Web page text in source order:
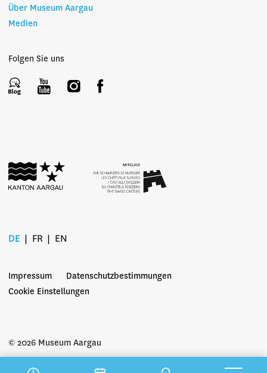
Über Museum Aargau
Medien
Folgen Sie uns
© 2026 Museum Aargau
DE FR EN
Impressum
Datenschutzbestimmungen
Cookie Einstellungen